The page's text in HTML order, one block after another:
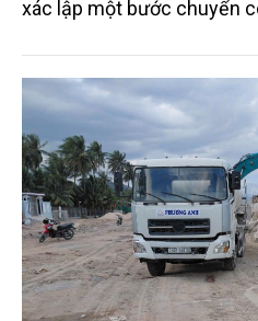
xác lập một bước chuyển
"phát triển kinh tế ven
gia biển mạnh". Trong
nghiệp và Môi trường giữ
từ hoàn thiện thể chế, quy
quản lý tài nguyên đến
hệ sinh thái và kiến tạo
dân ven biển, hải đảo.